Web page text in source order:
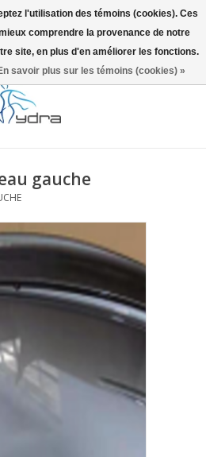
gauche
l'utilisation des témoins (cookies). Ces
comprendre la provenance de notre
site, en plus d'en améliorer les fonctions.
savoir plus sur les témoins (cookies) »